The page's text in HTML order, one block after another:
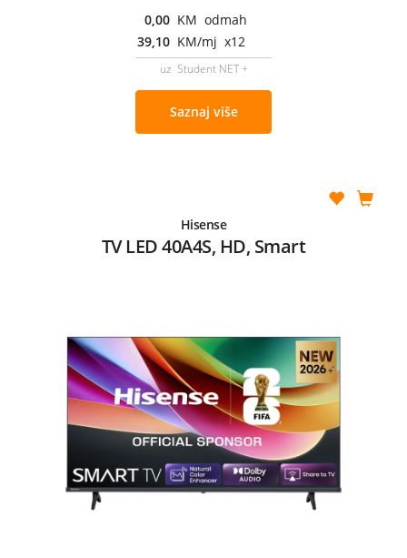
0,00 KM odmah
39,10 KM/mj x12
uz Student NET +
Saznaj više
Hisense
TV LED 40A4S, HD, Smart